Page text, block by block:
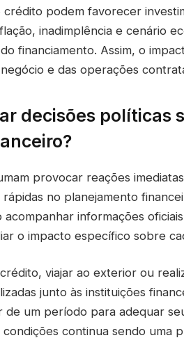
crédito podem favorecer
inadimplência e cenário
financiamento. Assim, o
e das operações
decisões políticas
provocar reações
no planejamento
informações
o impacto específico sobre
viajar ao exterior ou
junto às instituições
um período para adequar
continua sendo uma